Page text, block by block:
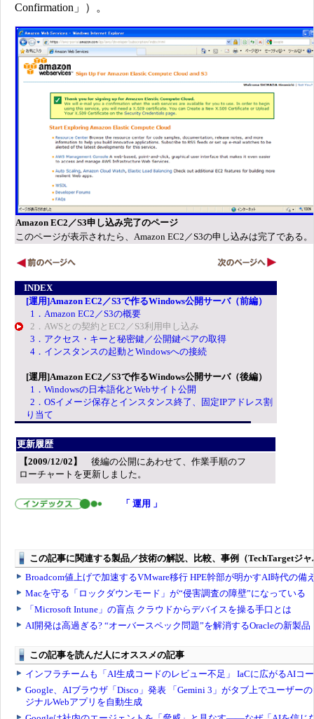
Confirmation」）。
Amazon EC2／S3申し込み完了のページ
このページが表示されたら、Amazon EC2／S3の申し込みは完了である。
INDEX
[運用]Amazon EC2／S3で作るWindows公開サーバ（前編）
1．Amazon EC2／S3の概要
2．AWSとの契約とEC2／S3利用申し込み
3．アクセス・キーと秘密鍵／公開鍵ペアの取得
4．インスタンスの起動とWindowsへの接続
[運用]Amazon EC2／S3で作るWindows公開サーバ（後編）
1．Windowsの日本語化とWebサイト公開
2．OSイメージ保存とインスタンス終了、固定IPアドレス割
り当て
更新履歴
【2009/12/02】
後編の公開にあわせて、作業手順のフ
ローチャートを更新しました。
「 運用 」